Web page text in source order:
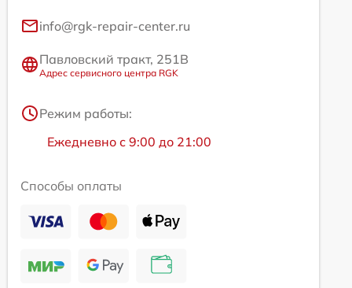
info@rgk-repair-center.ru
Павловский тракт, 251В
Адрес сервисного центра RGK
Режим работы:
Ежедневно с 9:00 до 21:00
Способы оплаты